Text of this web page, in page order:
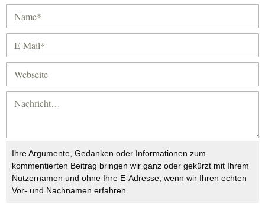
Ihre Argumente, Gedanken oder Informationen zum
kommentierten Beitrag bringen wir ganz oder gekürzt mit Ihrem
Nutzernamen und ohne Ihre E-Adresse, wenn wir Ihren echten
Vor- und Nachnamen erfahren.